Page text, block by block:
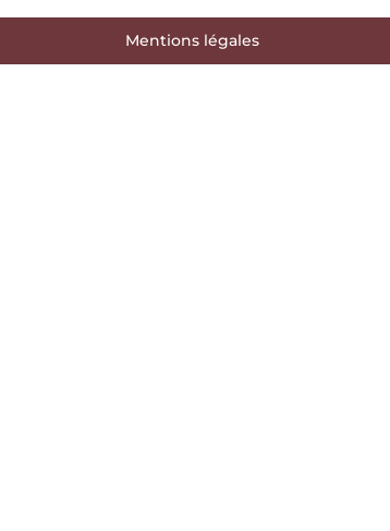
Mentions légales